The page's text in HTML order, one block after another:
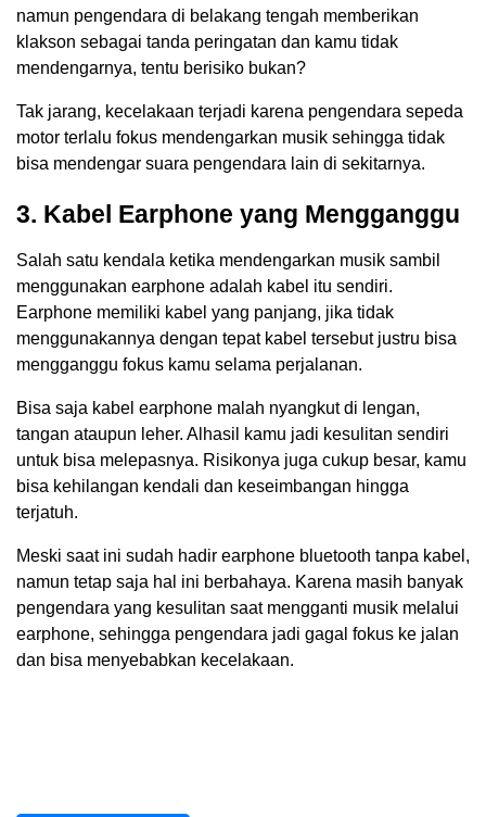
namun pengendara di belakang tengah memberikan
klakson sebagai tanda peringatan dan kamu tidak
mendengarnya, tentu berisiko bukan?
Tak jarang, kecelakaan terjadi karena pengendara sepeda
motor terlalu fokus mendengarkan musik sehingga tidak
bisa mendengar suara pengendara lain di sekitarnya.
3. Kabel Earphone yang Mengganggu
Salah satu kendala ketika mendengarkan musik sambil
menggunakan earphone adalah kabel itu sendiri.
Earphone memiliki kabel yang panjang, jika tidak
menggunakannya dengan tepat kabel tersebut justru bisa
mengganggu fokus kamu selama perjalanan.
Bisa saja kabel earphone malah nyangkut di lengan,
tangan ataupun leher. Alhasil kamu jadi kesulitan sendiri
untuk bisa melepasnya. Risikonya juga cukup besar, kamu
bisa kehilangan kendali dan keseimbangan hingga
terjatuh.
Meski saat ini sudah hadir earphone bluetooth tanpa kabel,
namun tetap saja hal ini berbahaya. Karena masih banyak
pengendara yang kesulitan saat mengganti musik melalui
earphone, sehingga pengendara jadi gagal fokus ke jalan
dan bisa menyebabkan kecelakaan.